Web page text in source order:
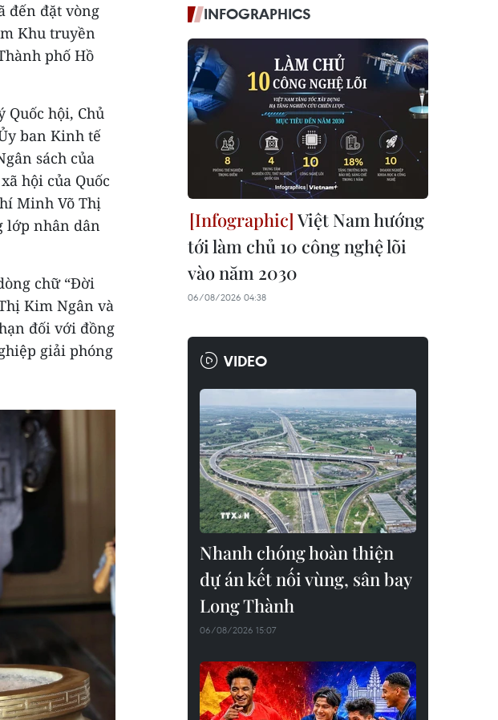
đến đặt vòng
Khu truyền
phố Hồ
Quốc hội, Chủ
ban Kinh tế
sách của
hội của Quốc
Minh Võ Thị
lớp nhân dân
chữ “Đời
Kim Ngân và
đối với đồng
giải phóng
INFOGRAPHICS
Việt Nam hướng
tới làm chủ 10 công nghệ lõi
vào năm 2030
06/08/2026 04:38
VIDEO
Nhanh chóng hoàn thiện
dự án kết nối vùng, sân bay
Long Thành
06/08/2026 15:07